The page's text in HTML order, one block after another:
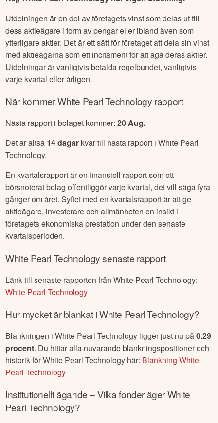
Utdelningen är en del av företagets vinst som delas ut till
dess aktieägare i form av pengar eller ibland även som
ytterligare aktier. Det är ett sätt för företaget att dela sin vinst
med aktieägarna som ett incitament för att äga deras aktier.
Utdelningar är vanligtvis betalda regelbundet, vanligtvis
varje kvartal eller årligen.
När kommerWhite Pearl Technology rapport
Nästa rapport i bolaget kommer:20 Aug.
Det är altså 14dagar kvar till nästa rapport iWhite Pearl
Technology.
En kvartalsrapport är en finansiell rapport som ett
börsnoterat bolag offentliggör varje kvartal, det vill säga fyra
gånger om året. Syftet med en kvartalsrapport är att ge
aktieägare, investerare och allmänheten en insikt i
företagets ekonomiska prestation under den senaste
kvartalsperioden.
White Pearl Technologysenaste rapport
Länk till senaste rapporten frånWhite Pearl Technology:
White Pearl Technology
Hur mycket är blankat iWhite Pearl Technology?
Blankningen iWhite Pearl Technology ligger just nu på0.29
procent. Du hittar alla nuvarande blankningspositioner och
historik förWhite Pearl Technology här: BlankningWhite
Pearl Technology
Institutionellt ägande – Vilka fonder ägerWhite
Pearl Technology?